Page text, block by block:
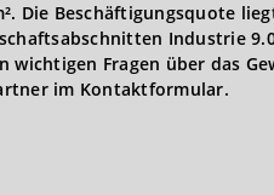
Die Beschäftigungsquote
Industrie
wichtigen Fragen über das
im Kontaktformular.